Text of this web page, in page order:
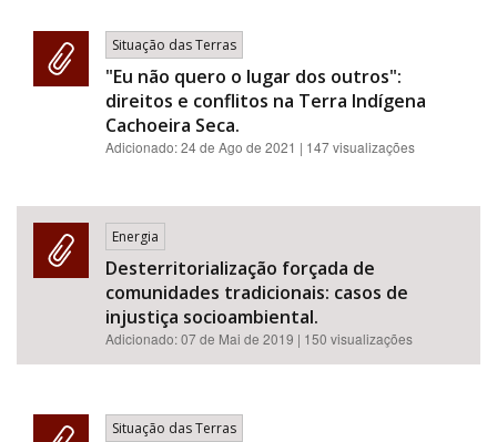
Situação das Terras
"Eu não quero o lugar dos outros":
direitos e conflitos na Terra Indígena
Cachoeira Seca.
Adicionado:24 de Ago de 2021 | 147 visualizações
Energia
Desterritorialização forçada de
comunidades tradicionais: casos de
injustiça socioambiental.
Adicionado:07 de Mai de 2019 | 150 visualizações
Situação das Terras